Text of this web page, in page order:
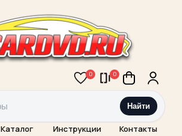
0 0
Найти
Каталог Инструкции Контакты